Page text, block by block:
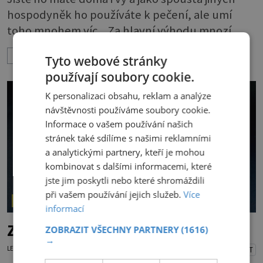
hospodyněk ho používáte k pečení, ale umí
toho mnohem víc. Za hlavní výhodu mnozí
považují to, že nemusí vymazávat plech, ať už
pečou moučníky nebo nějaký druh slaného
pečiva. Ale to zdaleka není všechno. Papír se dá
použít na vyložení jakékoliv nádoby, když
nechceme, aby se její obsah přichytil na stěnu a
připálil. Například když pečete v
ZOBRAZIT VÍCE
NAŠE KUCHYNĚ
Zrcadlová poleva vyžaduje pečlivost
LENKA KORANDOVÁ PŘEHRÁT
Tyto webové stránky
používají soubory cookie.
K personalizaci obsahu, reklam a analýze
návštěvnosti používáme soubory cookie.
Informace o vašem používání našich
stránek také sdílíme s našimi reklamními
a analytickými partnery, kteří je mohou
kombinovat s dalšími informacemi, které
jste jim poskytli nebo které shromáždili
při vašem používání jejich služeb.Více
informací
ZOBRAZIT VŠECHNY PARTNERY(1616)
→